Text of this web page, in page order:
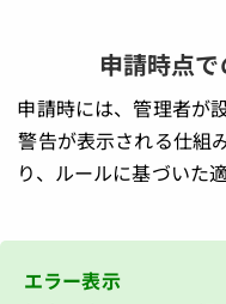
申請時点
申請時には、管理者が
警告が表示される仕組
り、ルールに基づいた
エラー表示